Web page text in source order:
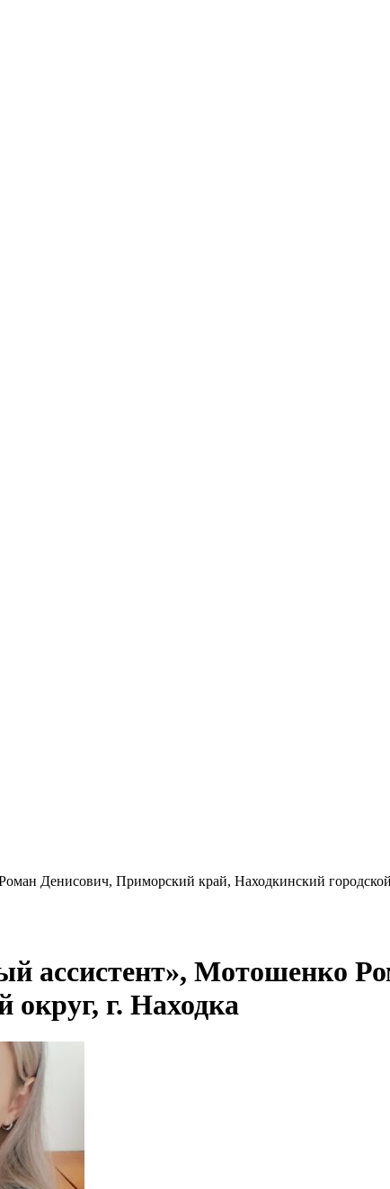
Денисович, Приморский край, Находкинский городской
ассистент», Мотошенко
округ, г. Находка